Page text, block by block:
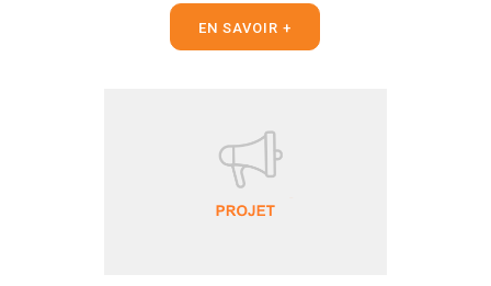
EN SAVOIR +